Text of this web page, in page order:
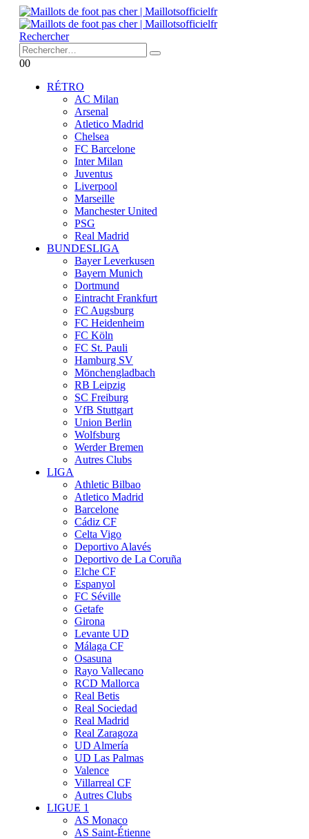
Rechercher
00
RÉTRO
AC Milan
Arsenal
Atletico Madrid
Chelsea
FC Barcelone
Inter Milan
Juventus
Liverpool
Marseille
Manchester United
PSG
Real Madrid
BUNDESLIGA
Bayer Leverkusen
Bayern Munich
Dortmund
Eintracht Frankfurt
FC Augsburg
FC Heidenheim
FC Köln
FC St. Pauli
Hamburg SV
Mönchengladbach
RB Leipzig
SC Freiburg
VfB Stuttgart
Union Berlin
Wolfsburg
Werder Bremen
Autres Clubs
LIGA
Athletic Bilbao
Atletico Madrid
Barcelone
Cádiz CF
Celta Vigo
Deportivo Alavés
Deportivo de La Coruña
Elche CF
Espanyol
FC Séville
Getafe
Girona
Levante UD
Málaga CF
Osasuna
Rayo Vallecano
RCD Mallorca
Real Betis
Real Sociedad
Real Madrid
Real Zaragoza
UD Almería
UD Las Palmas
Valence
Villarreal CF
Autres Clubs
LIGUE 1
AS Monaco
AS Saint-Étienne